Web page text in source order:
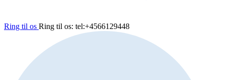
Ring til os Ring til os: tel:+4566129448